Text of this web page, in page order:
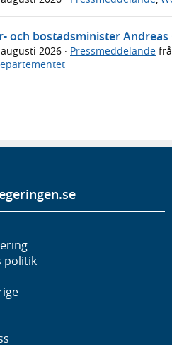
och bostadsminister Andreas
2026 · Pressmeddelande
politik